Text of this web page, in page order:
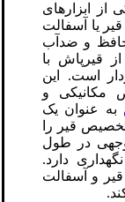
از ابزارهای
یا آسفالت
و ضدآب
قیرپاش با
است. این
مکانیکی و
به عنوان یک
قیر را
در طول
دارد.
و آسفالت